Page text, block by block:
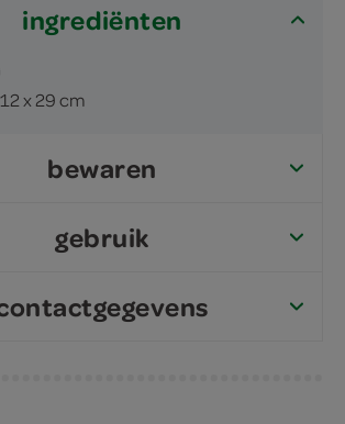
ingrediënten
x 29 cm
bewaren
gebruik